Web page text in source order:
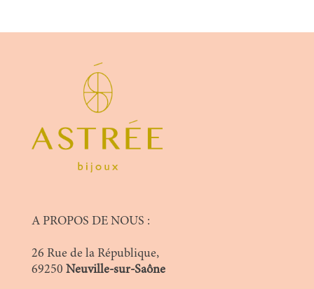
A PROPOS DE NOUS :
26 Rue de la République,
69250 Neuville-sur-Saône